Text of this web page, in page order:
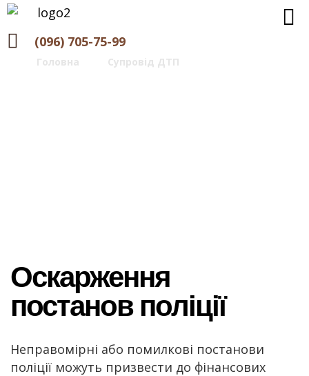
(096) 705-75-99
Головна Супровід ДТП
Оскарження
постанов поліції
Неправомірні або помилкові постанови
поліції можуть призвести до фінансових